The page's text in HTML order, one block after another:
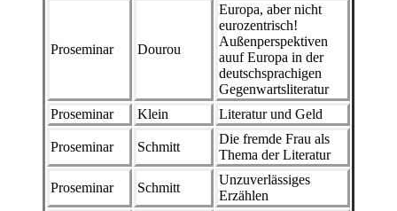
Proseminar Dourou
Europa, aber nicht
eurozentrisch!
Außenperspektiven
auuf Europa in der
deutschsprachigen
Gegenwartsliteratur
Proseminar
Klein Literatur und Geld
Proseminar Schmitt
Die fremde Frau als
Thema der Literatur
Proseminar Schmitt
Unzuverlässiges
Erzählen